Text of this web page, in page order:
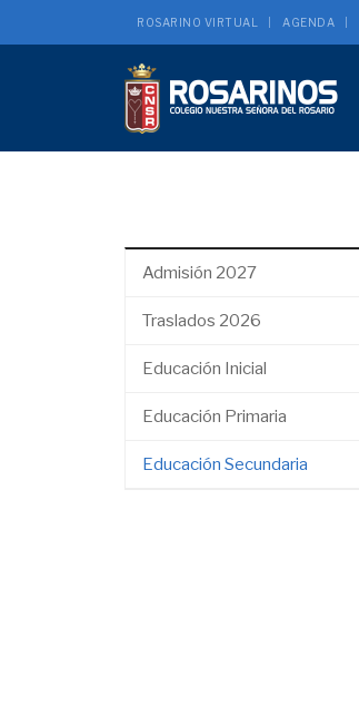
ROSARINO VIRTUAL AGENDA
Admisión 2027
Traslados 2026
Educación Inicial
Educación Primaria
Educación Secundaria